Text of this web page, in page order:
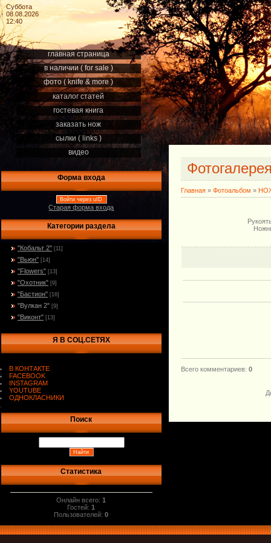
Суббота
08.08.2026
12:40
главная страница
в наличии ( for sale )
фото ( knife & more )
каталог статей
гостевая книга
заказать нож
сылки ( links )
видео
Форма входа
Войти через uID
Старая форма входа
Категории раздела
"Кобальт 2" [11]
"Вьюн" [14]
"Flowers" [13]
"Охотник" [9]
"Бастион" [16]
"Вулкан 2" [9]
"Виконт" [13]
Я В СОЦ.СЕТЯХ
В КОНТАКТЕ
FACEBOOK
INSTAGRAM
YOUTUBE
ОДНОКЛАСНИКИ
Поиск
Статистика
Онлайн всего:1
Гостей:1
Пользователей:0
Главная » Фотоальбом »
Всего комментариев: 0